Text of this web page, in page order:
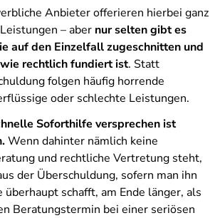
Anbieter offerieren hierbei ganz
– aber nur selten gibt es
auf den Einzelfall zugeschnitten und
rechtlich fundiert ist. Statt
folgen häufig horrende
oder schlechte Leistungen.
Soforthilfe versprechen ist
Wenn dahinter nämlich keine
und rechtliche Vertretung steht,
der Überschuldung, sofern man ihn
schafft, am Ende länger, als
Beratungstermin bei einer seriösen